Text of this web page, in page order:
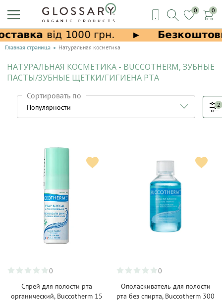
0 0
Главная страница Натуральная косметика
НАТУРАЛЬНАЯ КОСМЕТИКА - BUCCOTHERM, ЗУБНЫЕ
ПАСТЫ/ЗУБНЫЕ ЩЕТКИ/ГИГИЕНА РТА
Сортировать по
2
0
Спрей для полости рта
органический, Buccotherm 15
0
Ополаскиватель для полости
рта без спирта, Buccotherm 300